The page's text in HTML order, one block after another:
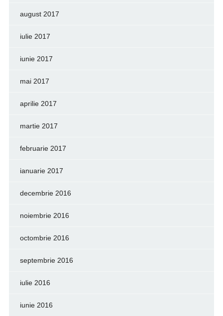
august 2017
iulie 2017
iunie 2017
mai 2017
aprilie 2017
martie 2017
februarie 2017
ianuarie 2017
decembrie 2016
noiembrie 2016
octombrie 2016
septembrie 2016
iulie 2016
iunie 2016